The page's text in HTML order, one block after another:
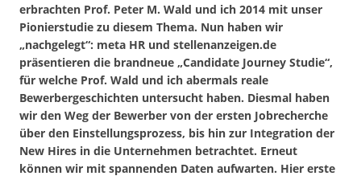
erbrachten Prof. Peter M. Wald und ich 2014 mit unser
Pionierstudie zu diesem Thema. Nun haben wir
„nachgelegt“: meta HR und stellenanzeigen.de
präsentieren die brandneue „Candidate Journey Studie“,
für welche Prof. Wald und ich abermals reale
Bewerbergeschichten untersucht haben. Diesmal haben
wir den Weg der Bewerber von der ersten Jobrecherche
über den Einstellungsprozess, bis hin zur Integration der
New Hires in die Unternehmen betrachtet. Erneut
können wir mit spannenden Daten aufwarten. Hier erste